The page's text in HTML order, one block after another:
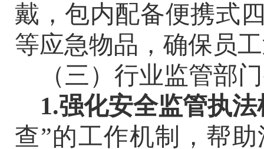
戴，包内配备便携式
等应急物品，确保员
（三）行业监管部
1.强化安全监管执
查”的工作机制，帮